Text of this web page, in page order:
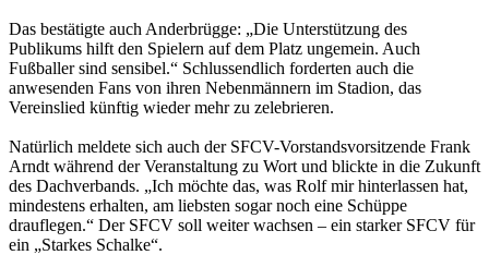
Das bestätigte auch Anderbrügge: „Die Unterstützung des
Publikums hilft den Spielern auf dem Platz ungemein. Auch
Fußballer sind sensibel.“ Schlussendlich forderten auch die
anwesenden Fans von ihren Nebenmännern im Stadion, das
Vereinslied künftig wieder mehr zu zelebrieren.
Natürlich meldete sich auch der SFCV-Vorstandsvorsitzende Frank
Arndt während der Veranstaltung zu Wort und blickte in die Zukunft
des Dachverbands. „Ich möchte das, was Rolf mir hinterlassen hat,
mindestens erhalten, am liebsten sogar noch eine Schüppe
drauflegen.“ Der SFCV soll weiter wachsen – ein starker SFCV für
ein „Starkes Schalke“.